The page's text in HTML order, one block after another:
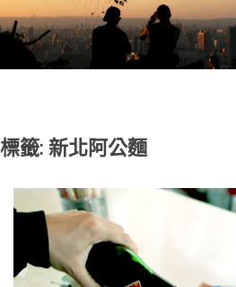
標籤: 新北阿公麵